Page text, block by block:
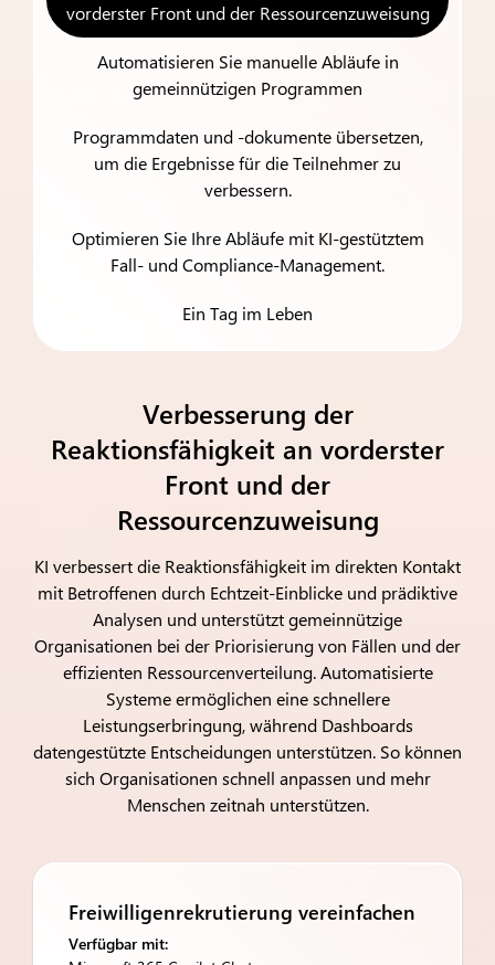
vorderster Front und der Ressourcenzuweisung
Automatisieren Sie manuelle Abläufe in
gemeinnützigen Programmen
Programmdaten und -dokumente übersetzen,
um die Ergebnisse für die Teilnehmer zu
verbessern.
Optimieren Sie Ihre Abläufe mit KI-gestütztem
Fall- und Compliance-Management.
Ein Tag im Leben
Verbesserung der
Reaktionsfähigkeit an vorderster
Front und der
Ressourcenzuweisung
KI verbessert die Reaktionsfähigkeit im direkten Kontakt
mit Betroffenen durch Echtzeit-Einblicke und prädiktive
Analysen und unterstützt gemeinnützige
Organisationen bei der Priorisierung von Fällen und der
effizienten Ressourcenverteilung. Automatisierte
Systeme ermöglichen eine schnellere
Leistungserbringung, während Dashboards
datengestützte Entscheidungen unterstützen. So können
sich Organisationen schnell anpassen und mehr
Menschen zeitnah unterstützen.
Freiwilligenrekrutierung vereinfachen
Verfügbar mit: